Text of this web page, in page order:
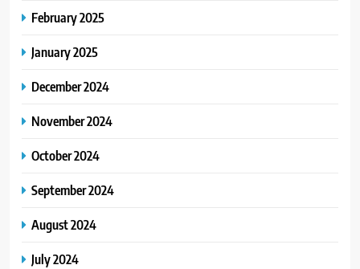
February 2025
January 2025
December 2024
November 2024
October 2024
September 2024
August 2024
July 2024